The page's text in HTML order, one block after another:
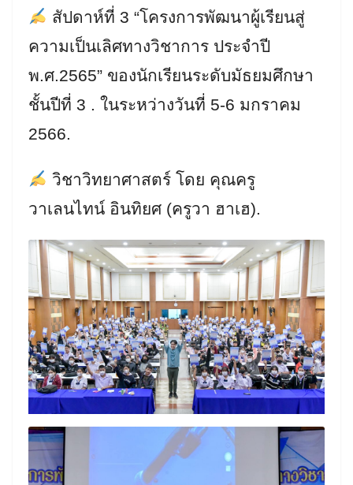
สัปดาห์ที่ 3 “โครงการพัฒนาผู้เรียนสู่
ความเป็นเลิศทางวิชาการ ประจำปี
พ.ศ.2565” ของนักเรียนระดับมัธยมศึกษา
ชั้นปีที่ 3 . ในระหว่างวันที่ 5-6 มกราคม
2566.
วิชาวิทยาศาสตร์ โดย คุณครู
วาเลนไทน์ อินทิยศ (ครูวา ฮาเฮ).